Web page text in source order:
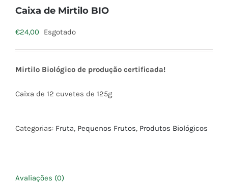
Caixa de Mirtilo BIO
€24,00 Esgotado
Mirtilo Biológico de produção certificada!
Caixa de 12 cuvetes de 125g
Categorias: Fruta, Pequenos Frutos, Produtos Biológicos
Avaliações (0)